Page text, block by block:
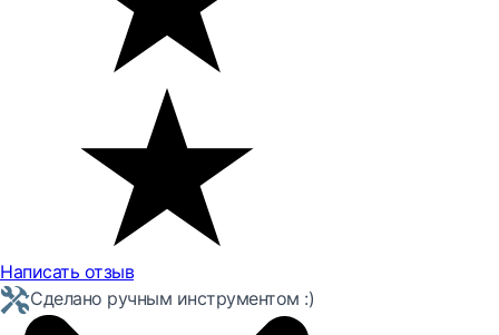
Написать отзыв
Сделано ручным инструментом :)